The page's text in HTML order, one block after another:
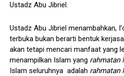
Ustadz Abu Jibriel.
Ustadz Abu Jibriel menambahkan,
terbuka bukan berarti bentuk
akan tetapi mencari manfaat yang
menampilkan Islam yang rahmatan
Islam seluruhnya adalah rahmatan